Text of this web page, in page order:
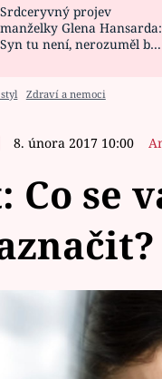
CELEBRITY
VAŘENÍ
Srdceryvný projev
manželky Glena Hansarda:
Syn tu není, nerozuměl by
Zdraví a nemoci
8. února 2017 10:00
Co se